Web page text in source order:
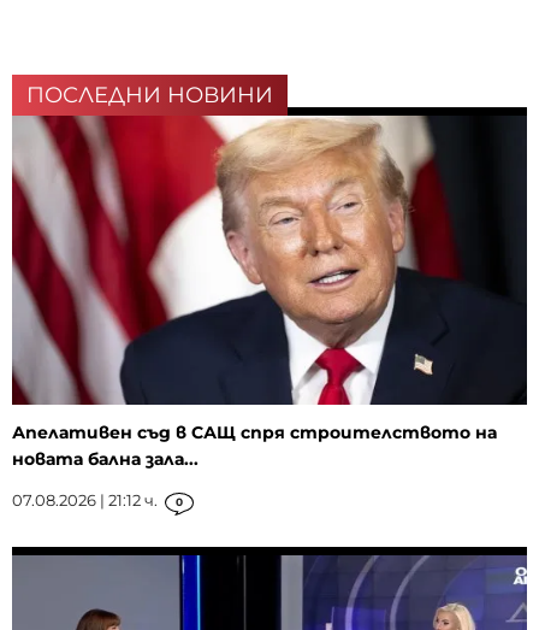
ПОСЛЕДНИ НОВИНИ
Апелативен съд в САЩ спря строителството на
новата бална зала...
07.08.2026 | 21:12 ч. 0